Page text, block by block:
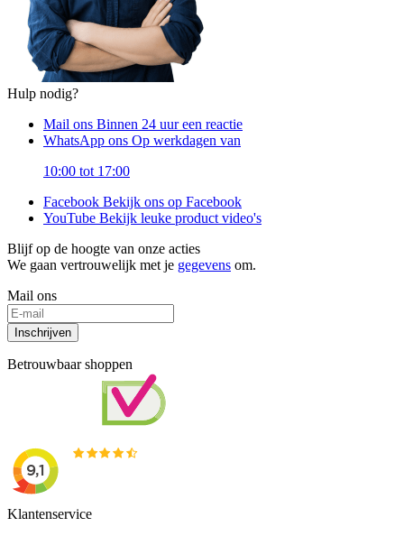
Hulp nodig?
Mail ons Binnen 24 uur een reactie
WhatsApp ons Op werkdagen van
10:00 tot 17:00
Facebook Bekijk ons op Facebook
YouTube Bekijk leuke product video's
Blijf op de hoogte van onze acties
We gaan vertrouwelijk met je gegevens om.
Mail ons
Inschrijven
Betrouwbaar shoppen
Klantenservice